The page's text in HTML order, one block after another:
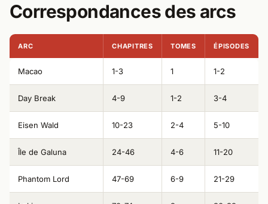
Correspondances des arcs
ARC CHAPITRES TOMES ÉPISODES
Macao 1-3 1 1-2
Day Break 4-9 1-2 3-4
Eisen Wald 10-23 2-4 5-10
Île de Galuna 24-46 4-6 11-20
Phantom Lord 47-69 6-9 21-29